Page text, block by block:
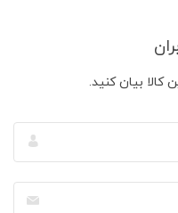
کالا بیان کنید.